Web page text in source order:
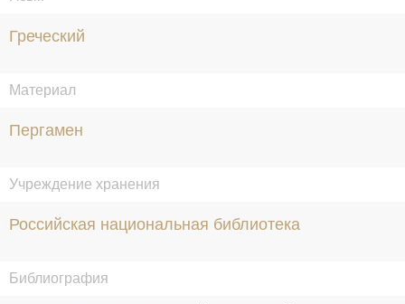
Греческий
Материал
Пергамен
Учреждение хранения
Российская национальная библиотека
Библиография